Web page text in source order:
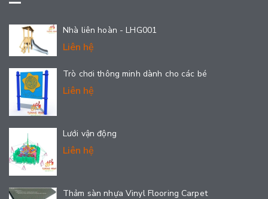
Nhà liên hoàn - LHG001
Liên hệ
Trò chơi thông minh dành cho các bé
Liên hệ
Lưới vận động
Liên hệ
Thảm sàn nhựa Vinyl Flooring Carpet